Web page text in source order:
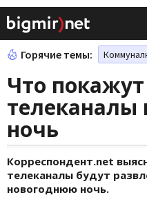
Горячие темы:
Что
ночь
Корреспондент.net
телеканалы будут
новогоднюю ночь.